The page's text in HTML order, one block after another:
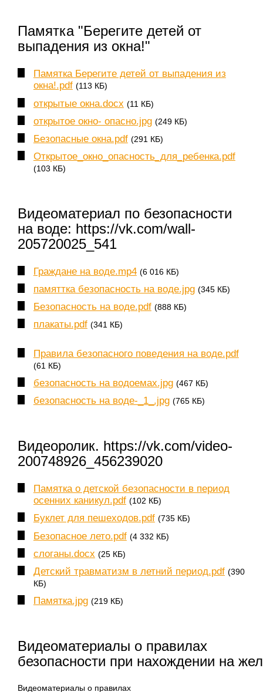
Памятка "Берегите детей от
выпадения из окна!"
Памятка Берегите детей от выпадения из
окна!.pdf (113 КБ)
открытые окна.docx (11 КБ)
открытое окно- опасно.jpg (249 КБ)
Безопасные окна.pdf (291 КБ)
Открытое_окно_опасность_для_ребенка.pdf
(103 КБ)
Видеоматериал по безопасности
на воде: https://vk.com/wall-
205720025_541
Граждане на воде.mp4 (6 016 КБ)
памяттка безопасность на воде.jpg (345 КБ)
Безопасность на воде.pdf (888 КБ)
плакаты.pdf (341 КБ)
Правила безопасного поведения на воде.pdf
(61 КБ)
безопасность на водоемах.jpg (467 КБ)
безопасность на воде-_1_.jpg (765 КБ)
Видеоролик. https://vk.com/video-
200748926_456239020
Памятка о детской безопасности в период
осенних каникул.pdf (102 КБ)
Буклет для пешеходов.pdf (735 КБ)
Безопасное лето.pdf (4 332 КБ)
слоганы.docx (25 КБ)
Детский травматизм в летний период.pdf (390
КБ)
Памятка.jpg (219 КБ)
Видеоматериалы о правилах
безопасности при нахождении на
Видеоматериалы о правилах